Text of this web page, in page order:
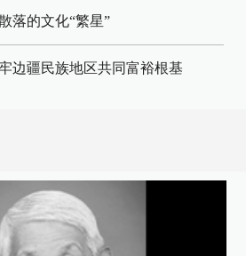
落的文化“繁星”
边疆民族地区共同富裕根基